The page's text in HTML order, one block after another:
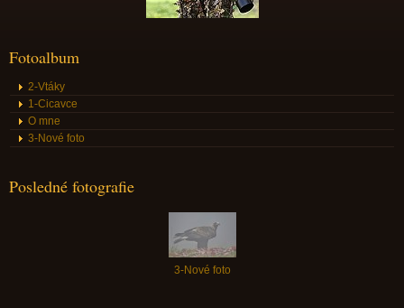
Fotoalbum
2-Vtáky
1-Cicavce
O mne
3-Nové foto
Posledné fotografie
3-Nové foto